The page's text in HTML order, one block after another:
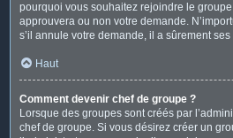
pourquoi vous souhaitez rejoindre le groupe
approuvera ou non votre demande.
s’il annule votre demande, il a sûrement
Haut
Comment devenir chef de groupe ?
Lorsque des groupes sont créés par
chef de groupe. Si vous désirez créer un